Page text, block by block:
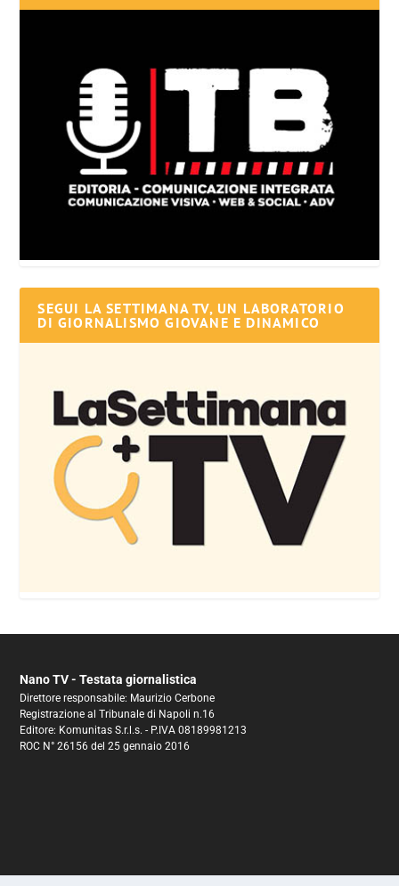
SEGUI LA SETTIMANA TV, UN LABORATORIO
DI GIORNALISMO GIOVANE E DINAMICO
Nano TV - Testata giornalistica
Direttore responsabile: Maurizio Cerbone
Registrazione al Tribunale di Napoli n.16
Editore: Komunitas S.r.l.s. - P.IVA 08189981213
ROC N° 26156 del 25 gennaio 2016